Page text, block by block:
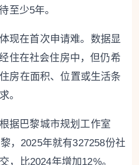
至少5年。
现在首次申请难。数据显
住在社会住房中，但仍希
房在面积、位置或生活条
。
据巴黎城市规划工作室
，2025年就有327258份社
，比2024年增加12%。